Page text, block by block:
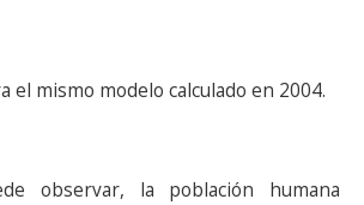
el mismo modelo calculado en 2004.
observar, la población humana